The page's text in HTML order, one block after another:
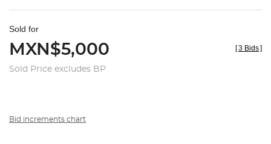
Sold for
MXN$5,000
Sold Price excludes BP
[3 Bids]
Bid increments chart